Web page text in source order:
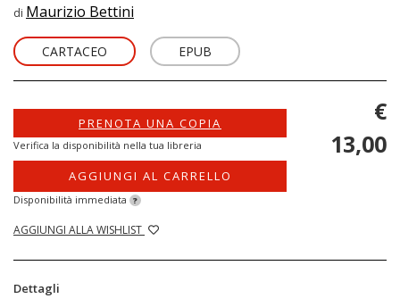
di Maurizio Bettini
CARTACEO EPUB
PRENOTA UNA COPIA
Verifica la disponibilità nella tua libreria
AGGIUNGI AL CARRELLO
Disponibilità immediata ?
AGGIUNGI ALLA WISHLIST
€
13,00
Dettagli